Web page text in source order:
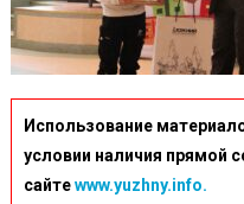
Использование
условии наличия прямой
сайтеwww.yuzhny.info.